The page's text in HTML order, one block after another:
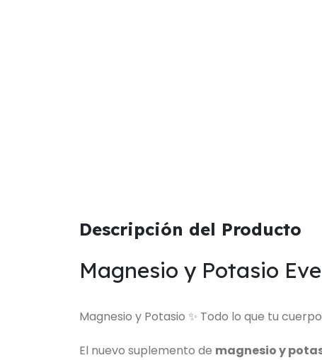
Descripción del Producto
Magnesio y Potasio
Magnesio y Potasio ✨ Todo lo que tu
El nuevo suplemento de magnesio y